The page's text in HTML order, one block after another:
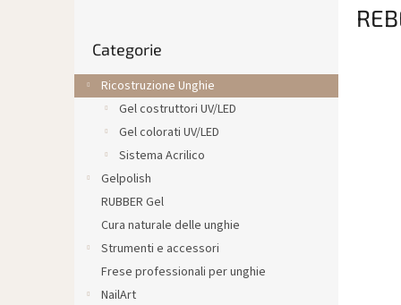
a
l
le
Categorie
Ricostruzione Unghie
Gel costruttori UV/LED
Gel colorati UV/LED
Sistema Acrilico
Gelpolish
RUBBER Gel
Cura naturale delle unghie
Strumenti e accessori
Frese professionali per unghie
NailArt